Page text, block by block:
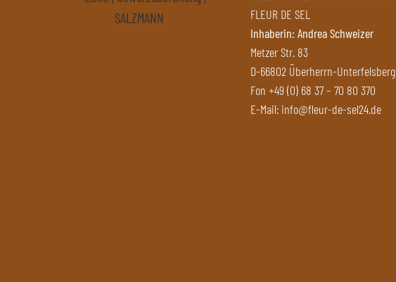
FLEUR DE SEL
Inhaberin: Andrea Schweizer
Metzer Str. 83
D-66802 Überherrn-Unterfelsberg
Fon+49 (0) 68 37 – 70 80 370
E-Mail: info@fleur-de-sel24.de